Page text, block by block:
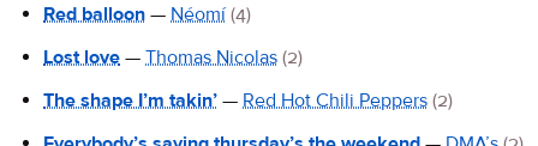
Red balloon — Néomí (4)
Lost love — Thomas Nicolas (2)
The shape I’m takin’ — Red Hot Chili Peppers (2)